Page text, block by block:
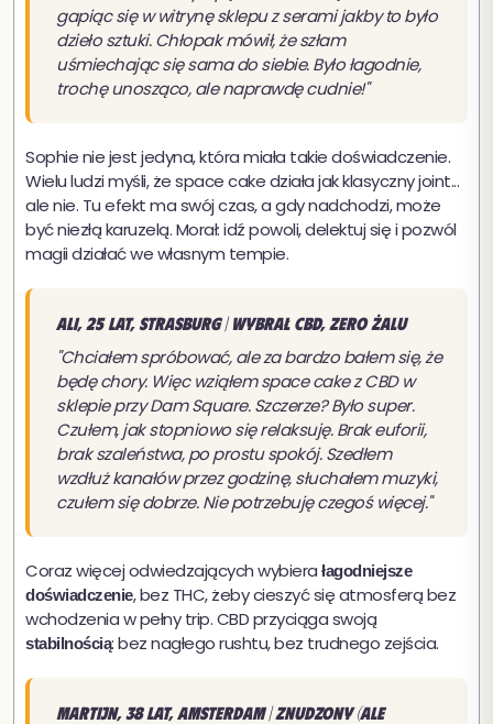
gapiąc się w witrynę sklepu z serami jakby to było
dzieło sztuki. Chłopak mówił, że szłam
uśmiechając się sama do siebie. Było łagodnie,
trochę unosząco, ale naprawdę cudnie!"
Sophie nie jest jedyna, która miała takie doświadczenie.
Wielu ludzi myśli, że space cake działa jak klasyczny joint...
ale nie. Tu efekt ma swój czas, a gdy nadchodzi, może
być niezłą karuzelą. Morał: idź powoli, delektuj się i pozwól
magii działać we własnym tempie.
Ali, 25 lat, Strasburg | Wybrał CBD, zero żalu
"Chciałem spróbować, ale za bardzo bałem się, że
będę chory. Więc wziąłem space cake z CBD w
sklepie przy Dam Square. Szczerze? Było super.
Czułem, jak stopniowo się relaksuję. Brak euforii,
brak szaleństwa, po prostu spokój. Szedłem
wzdłuż kanałów przez godzinę, słuchałem muzyki,
czułem się dobrze. Nie potrzebuję czegoś więcej."
Coraz więcej odwiedzających wybiera łagodniejsze
doświadczenie, bez THC, żeby cieszyć się atmosferą bez
wchodzenia w pełny trip. CBD przyciąga swoją
stabilnością: bez nagłego rushtu, bez trudnego zejścia.
Martijn, 38 lat, Amsterdam | Znudzony (ale